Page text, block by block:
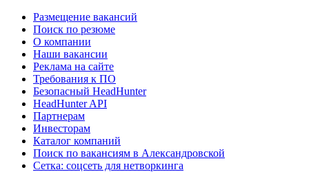
Размещение вакансий
Поиск по резюме
О компании
Наши вакансии
Реклама на сайте
Требования к ПО
Безопасный HeadHunter
HeadHunter API
Партнерам
Инвесторам
Каталог компаний
Поиск по вакансиям в Александровской
Сетка: соцсеть для нетворкинга